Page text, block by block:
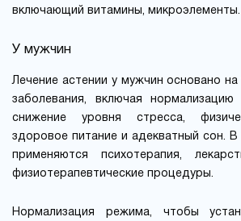
включающий витамины, микроэлементы.
У мужчин
Лечение астении у мужчин основано на
заболевания, включая
снижение уровня стресса,
здоровое питание и адекватный сон. В
применяются психотерапия,
физиотерапевтические процедуры.
Нормализация режима, чтобы